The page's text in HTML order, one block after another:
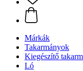
Márkák
Takarmányok
Kiegészítő
Ló